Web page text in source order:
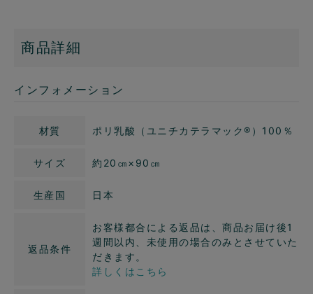
商品詳細
インフォメーション
材質 ポリ乳酸（ユニチカテラマック®）100％
サイズ 約20㎝×90㎝
生産国 日本
返品条件
お客様都合による返品は、商品お届け後1
週間以内、未使用の場合のみとさせていた
だきます。
詳しくはこちら